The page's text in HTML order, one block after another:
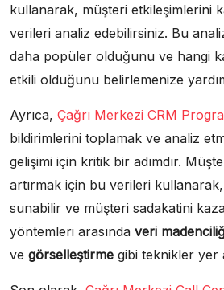
kullanarak, müşteri etkileşimlerini
verileri analiz edebilirsiniz. Bu
daha popüler olduğunu ve hangi
etkili olduğunu belirlemenize
Ayrıca, Çağrı Merkezi CRM
bildirimlerini toplamak ve analiz
gelişimi için kritik bir adımdır.
artırmak için bu verileri
sunabilir ve müşteri sadakatini
yöntemleri arasında veri
ve görselleştirme gibi teknikler yer